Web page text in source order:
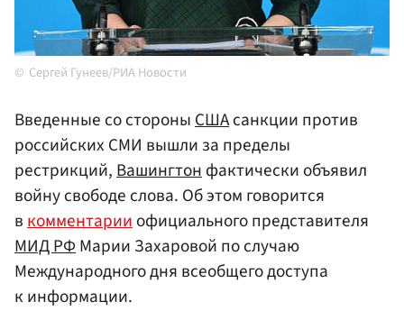
Сергей Гунеев/РИА Новости
Введенные со стороныСШАсанкции против
российских СМИ вышли за пределы
рестрикций,Вашингтонфактически объявил
войну свободе слова. Об этом говорится
вкомментарииофициального представителя
МИД РФМарии Захаровой по случаю
Международного дня всеобщего доступа
к информации.